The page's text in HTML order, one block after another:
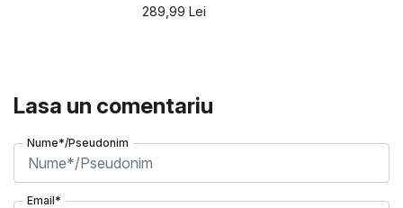
289,99 Lei
Lasa un comentariu
Nume*/Pseudonim
Email*